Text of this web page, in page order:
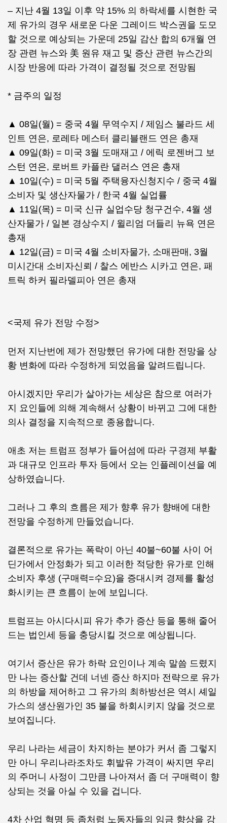
– 지난 4월 13일 이후 약 15% 의 하락세를 시현한 국
제 유가의 경우 새로운 다운 그레이드 박스권을 도모
할 것으로 예상되는 가운데 25일 감산 합의 6개월 연
장 관련 뉴스와 美 원유 재고 및 증산 관련 뉴스간의
시장 반응에 따라 가격이 결정될 것으로 전망됨
* 금주의 일정
▲ 08일(월) = 중국 4월 무역수지 / 제임스 불라드 세
인트 연은, 로레타 메스터 클리블랜드 연은 총재
▲ 09일(화) = 미국 3월 도매재고 / 에릭 로젠버그 보
스턴 연은, 로버트 카플란 댈러스 연은 총재
▲ 10일(수) = 미국 5월 주택융자신청지수 / 중국 4월
소비자 및 생산자물가 / 한국 4월 실업률
▲ 11일(목) = 미국 신규 실업수당 청구건수, 4월 생
산자물가 / 일본 경상수지 / 윌리엄 더들리 뉴욕 연은
총재
▲ 12일(금) = 미국 4월 소비자물가, 소매판매, 3월
미시간대 소비자신뢰 / 찰스 에반스 시카고 연은, 패
트릭 하커 필라델피아 연은 총재
<국제 유가 전망 수정>
먼저 지난번에 제가 전망했던 유가에 대한 전망을 상
황 변화에 따라 수정하게 되었음을 알려드립니다.
아시겠지만 우리가 살아가는 세상은 참으로 여러가
지 요인들에 의해 계속해서 상황이 바뀌고 그에 대한
의사 결정을 지속적으로 종용합니다.
애초 저는 트럼프 정부가 들어섬에 따라 구경제 부활
과 대규모 인프라 투자 등에서 오는 인플레이션을 예
상하였습니다.
그러나 그 후의 흐름은 제가 향후 유가 향배에 대한
전망을 수정하게 만들었습니다.
결론적으로 유가는 폭락이 아닌 40불~60불 사이 어
딘가에서 안정화가 되고 이러한 적당한 유가로 인해
소비자 후생 (구매력=수요)을 증대시켜 경제를 활성
화시키는 큰 흐름이 눈에 보입니다.
트럼프는 아시다시피 유가 추가 증산 등을 통해 줄어
드는 법인세 등을 충당시킬 것으로 예상됩니다.
여기서 증산은 유가 하락 요인이나 계속 말씀 드렸지
만 나는 증산할 건데 너넨 증산 하지마 전략으로 유가
의 하방을 제어하고 그 유가의 최하방선은 역시 셰일
가스의 생산원가인 35 불을 하회시키지 않을 것으로
보여집니다.
우리 나라는 세금이 차지하는 분야가 커서 좀 그렇지
만 아니 우리나라조차도 휘발유 가격이 싸지면 우리
의 주머니 사정이 그만큼 나아져서 좀 더 구매력이 향
상되는 것을 아실 수 있을 겁니다.
4차 산업 혁명 등 좀처럼 노동자들의 임금 향상을 강